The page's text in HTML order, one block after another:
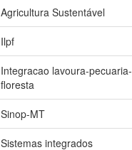
Agricultura Sustentável
Ilpf
Integracao lavoura-pecuaria-
floresta
Sinop-MT
Sistemas integrados